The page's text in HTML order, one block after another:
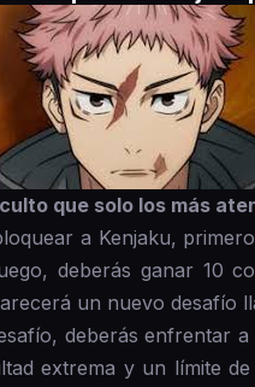
que solo los más
a Kenjaku,
deberás ganar 10
un nuevo desafío
deberás enfrentar
extrema y un límite